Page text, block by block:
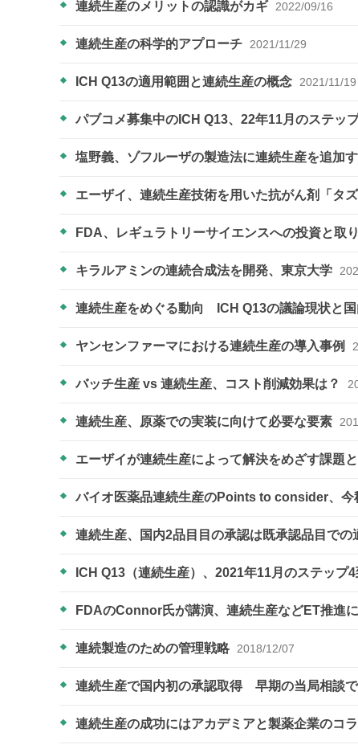
連続生産のメリットの認識がカギ 2022/09/16
連続生産の科学的アプローチ 2021/11/29
ICH Q13の適用範囲と連続生産の概念 2021/11/19
パブコメ募集中のICH Q13、22年11月のステッ
塩野義、ゾフルーザの製造法に連続生産を追
エーザイ、連続生産技術を用いた抗がん剤「タ
FDA、レギュラトリーサイエンスへの投資と取
キラルアミンの連続合成法を開発、東京大学
連続生産をめぐる動向 ICH Q13の議論現状と
ヤンセンファーマにおける連続生産の導入事例
バッチ生産 vs 連続生産、コスト削減効果は？
連続生産、原薬での実装に向けて必要な要素
エーザイが連続生産によって解決をめざす課題
バイオ医薬品連続生産のPoints to consider、今
連続生産、国内2品目目の承認は既承認品目での
ICH Q13（連続生産）、2021年11月のステップ
FDAのConnor氏が講演、連続生産などET推進
連続製造のための管理戦略 2018/12/07
連続生産で国内初の承認取得 早期の当局相談
連続生産の成功にはアカデミアと製薬企業のコ